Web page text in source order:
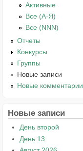
Активные
Все (А-Я)
Все (NNN)
Отчеты
Конкурсы
Группы
Новые записи
Новые комментарии
Новые записи
День второй
День 13.